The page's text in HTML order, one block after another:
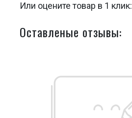
Или оцените товар в 1 клик:
Оставленые отзывы: